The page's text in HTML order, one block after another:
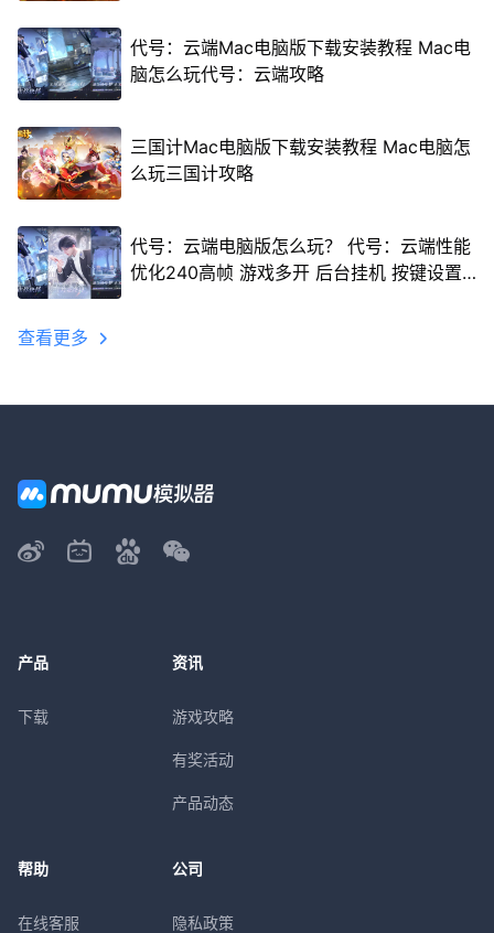
代号：云端Mac电脑版下载安装教程 Mac电
脑怎么玩代号：云端攻略
三国计Mac电脑版下载安装教程 Mac电脑怎
么玩三国计攻略
代号：云端电脑版怎么玩？ 代号：云端性能
优化240高帧 游戏多开 后台挂机 按键设置
查看更多
产品
下载
资讯
游戏攻略
有奖活动
产品动态
帮助
在线客服
公司
隐私政策